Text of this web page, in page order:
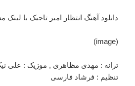
دانلود آهنگ انتظار امیر تاجیک با لینک
(image)
ترانه : مهدی مظاهری , موزیک : علی
تنظیم : فرشاد فارسی